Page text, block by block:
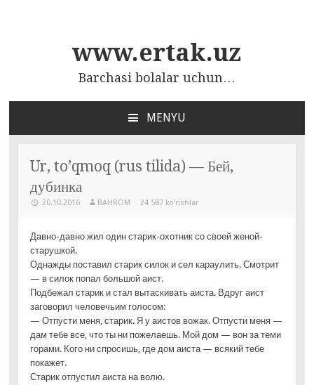
www.ertak.uz
Barchasi bolalar uchun…
MENYU
СОДЕРЖАНИЮ
Ur, to’qmoq (rus tilida) — Бей,
дубинка
20.10.2016 BAHROM 24 587 ko‘rishlar
Давно-давно жил один старик-охотник со своей женой-
старушкой.
Однажды поставил старик силок и сел караулить. Смотрит
— в силок попал большой аист.
Подбежал старик и стал вытаскивать аиста. Вдруг аист
заговорил человечьим голосом:
— Отпусти меня, старик. Я у аистов вожак. Отпусти меня —
дам тебе все, что ты ни пожелаешь. Мой дом — вон за теми
горами. Кого ни спросишь, где дом аиста — всякий тебе
покажет.
Старик отпустил аиста на волю.